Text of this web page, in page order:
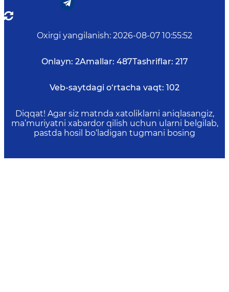
Oxirgi yangilanish: 2026-08-07 10:55:52
Onlayn: 2Amallar: 487Tashriflar: 217
Veb-saytdagi o‘rtacha vaqt: 102
Diqqat! Agar siz matnda xatoliklarni aniqlasangiz,
ma’muriyatni xabardor qilish uchun ularni belgilab,
pastda hosil bo‘ladigan tugmani bosing